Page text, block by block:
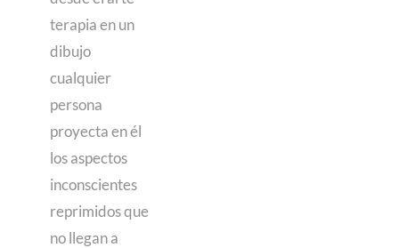
terapia en un
dibujo
cualquier
persona
proyecta en él
los aspectos
inconscientes
reprimidos que
no llegan a